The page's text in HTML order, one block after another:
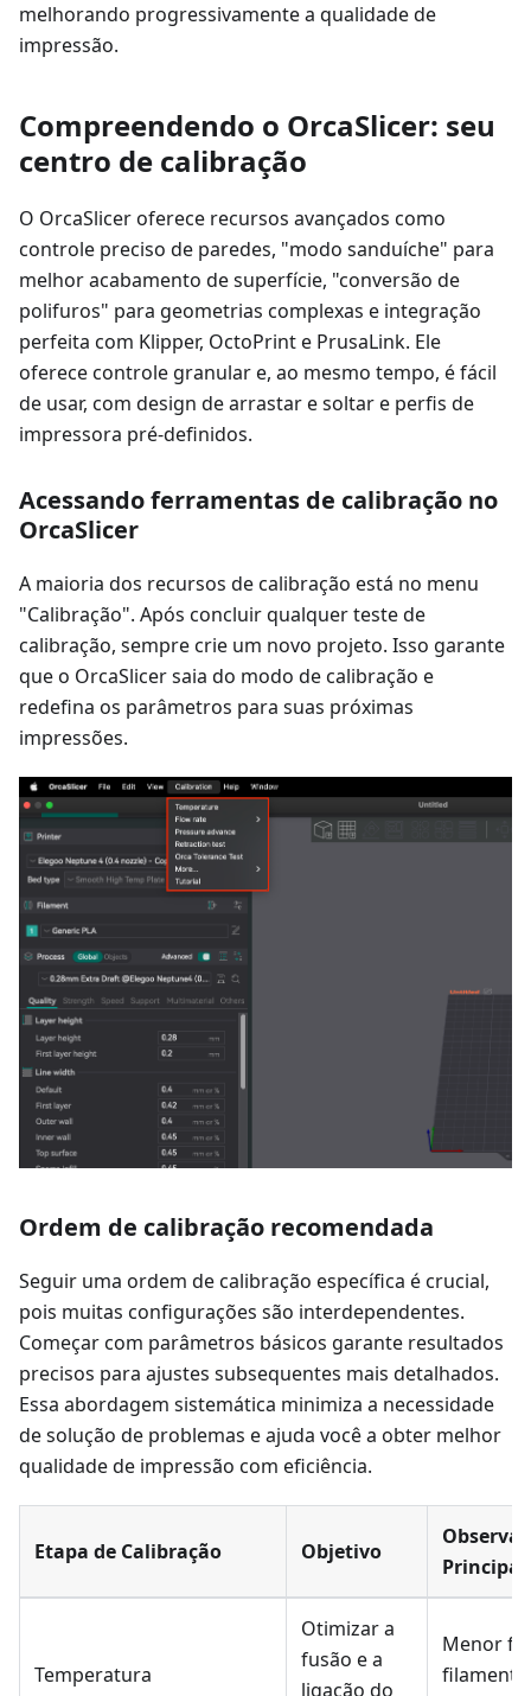
melhorando progressivamente a qualidade de
impressão.
Compreendendo o OrcaSlicer: seu
centro de calibração
O OrcaSlicer oferece recursos avançados como
controle preciso de paredes, "modo sanduíche" para
melhor acabamento de superfície, "conversão de
polifuros" para geometrias complexas e integração
perfeita com Klipper, OctoPrint e PrusaLink. Ele
oferece controle granular e, ao mesmo tempo, é fácil
de usar, com design de arrastar e soltar e perfis de
impressora pré-definidos.
Acessando ferramentas de calibração no
OrcaSlicer
A maioria dos recursos de calibração está no menu
"Calibração". Após concluir qualquer teste de
calibração, sempre crie um novo projeto. Isso garante
que o OrcaSlicer saia do modo de calibração e
redefina os parâmetros para suas próximas
impressões.
Ordem de calibração recomendada
Seguir uma ordem de calibração específica é crucial,
pois muitas configurações são interdependentes.
Começar com parâmetros básicos garante resultados
precisos para ajustes subsequentes mais detalhados.
Essa abordagem sistemática minimiza a necessidade
de solução de problemas e ajuda você a obter melhor
qualidade de impressão com eficiência.
Etapa de Calibração Objetivo
Principal
Temperatura
Otimizar a
fusão e a
ligação do
Menor